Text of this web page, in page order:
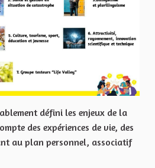
défini les enjeux de la
des expériences de vie, des
au plan personnel, associatif